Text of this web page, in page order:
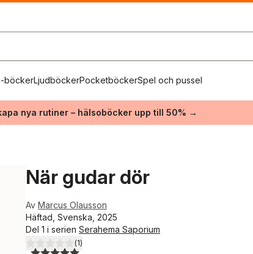
böckerLjudböckerPocketböckerSpel och pussel
nya rutiner – hälsoböcker upp till 50% →
När gudar dör
Av Marcus Olausson
Häftad, Svenska, 2025
Del 1 i serien Serahema Saporium
5,0utav 5 stjärnor. Totalt antal röster:
(1)